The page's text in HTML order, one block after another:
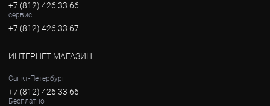
+7 (812) 426 33 66
сервис
+7 (812) 426 33 67
ИНТЕРНЕТ МАГАЗИН
Санкт-Петербург
+7 (812) 426 33 66
Бесплатно